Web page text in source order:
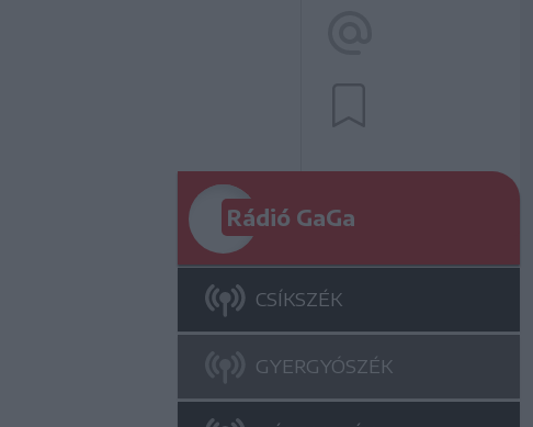
Rádió GaGa
CSÍKSZÉK
GYERGYÓSZÉK